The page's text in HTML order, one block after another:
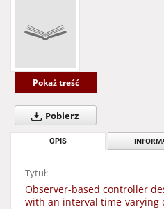
Pokaż treść
Pobierz
OPIS
Tytuł:
Observer-based controller
with an interval time-varying